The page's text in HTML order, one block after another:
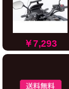
￥7,293